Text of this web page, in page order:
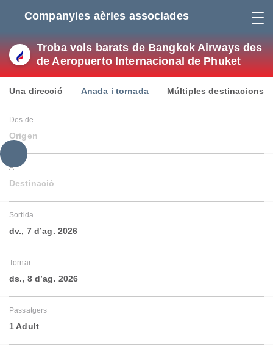
Companyies aèries associades
Troba vols barats de Bangkok Airways des
de Aeropuerto Internacional de Phuket
Una direcció Anada i tornada Múltiples destinacions
Des de
Origen
A
Destinació
Sortida
dv., 7 d’ag. 2026
Tornar
ds., 8 d’ag. 2026
Passatgers
1 Adult